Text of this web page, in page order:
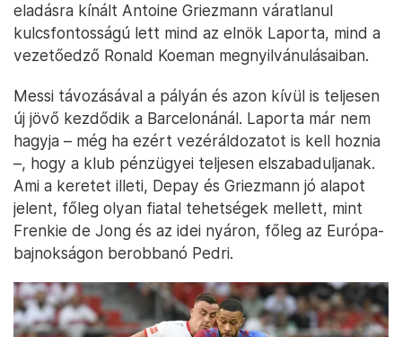
eladásra kínált Antoine Griezmann váratlanul
kulcsfontosságú lett mind az elnök Laporta, mind a
vezetőedző Ronald Koeman megnyilvánulásaiban.
Messi távozásával a pályán és azon kívül is teljesen
új jövő kezdődik a Barcelonánál. Laporta már nem
hagyja – még ha ezért vezéráldozatot is kell hoznia
–, hogy a klub pénzügyei teljesen elszabaduljanak.
Ami a keretet illeti, Depay és Griezmann jó alapot
jelent, főleg olyan fiatal tehetségek mellett, mint
Frenkie de Jong és az idei nyáron, főleg az Európa-
bajnokságon berobbanó Pedri.